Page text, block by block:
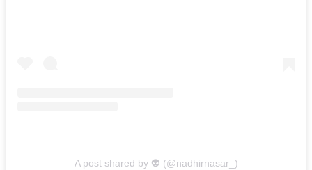
A post shared by 👽 (@nadhirnasar_)